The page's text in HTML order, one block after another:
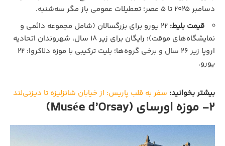
دسامبر ۲۰۲۵ تا ۵ عصر؛ تعطیلات عمومی باز مگر سه‌شنبه.
قیمت بلیط:
۲۲ یورو برای بزرگسالان (شامل مجموعه دائمی و
نمایشگاه‌های موقت)؛ رایگان برای زیر ۱۸ سال، شهروندان اتحادیه
اروپا زیر ۲۶ سال و برخی گروه‌ها؛ بلیت ترکیبی با موزه دلاکروا: ۲۲
یورو.
بیشتر بخوانید: سفر به قلب پاریس: از خیابان شانزلیزه تا دیزنی‌لند
2- موزه اورسای (Musée d’Orsay)